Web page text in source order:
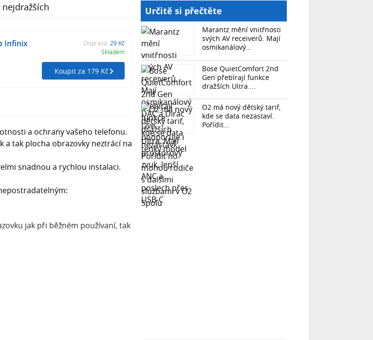
nejdražších
Infinix
Doprava: 29 Kč
Skladem
Koupit za 179 Kč
a ochrany vašeho telefonu.
a tak plocha obrazovky neztrácí na
snadnou a rychlou instalaci.
jak při běžném používaní, tak
čistý obraz a minimalizované
redukuje nepříjemné záření a
Určitě si přečtěte
Marantz mění vnitřnosti
svých AV receiverů. Mají
osmikanálový...
Bose QuietComfort 2nd
Gen přebírají funkce
dražších Ultra....
O2 má nový dětský tarif,
kde se data nezastaví.
Pořídit...